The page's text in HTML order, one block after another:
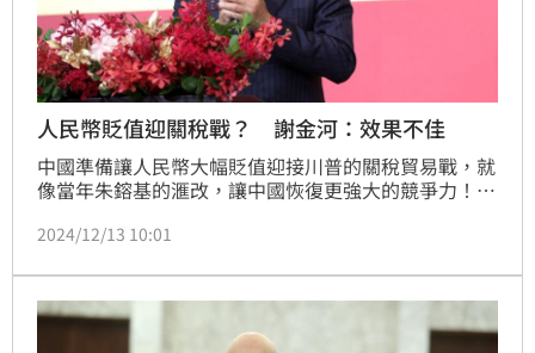
人民幣貶值迎關稅戰？ 謝金河：效果不佳
中國準備讓人民幣大幅貶值迎接川普的關稅貿易戰，就
像當年朱鎔基的滙改，讓中國恢復更強大的競爭力！不
謝金河指出，川普捍衛美國，美元可能強勢，最近的盧
回頭。
2024/12/13 10:01